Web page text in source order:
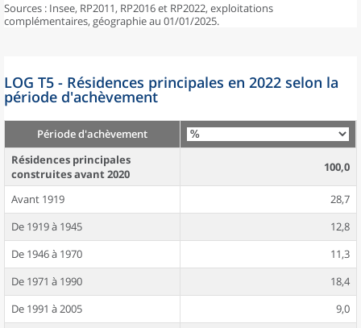
Sources : Insee, RP2011, RP2016 et RP2022, exploitations
complémentaires, géographie au 01/01/2025.
LOG T5 - Résidences principales en 2022 selon la
période d'achèvement
Période d'achèvement
Résidences principales
construites avant 2020
100,0
Avant 1919
28,7
De 1919 à 1945
12,8
De 1946 à 1970
11,3
De 1971 à 1990
18,4
De 1991 à 2005
9,0